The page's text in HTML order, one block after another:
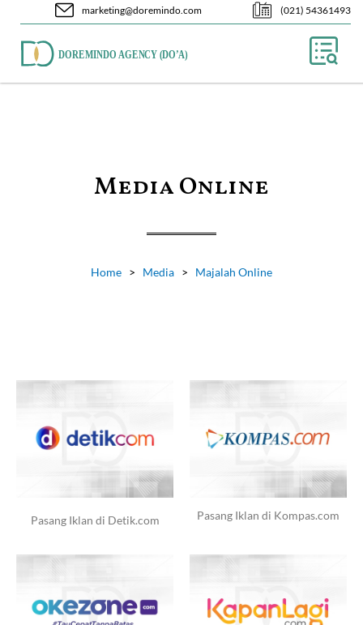
content
marketing@doremindo.com (021) 54361493
Media Online
Home > Media > Majalah Online
Pasang Iklan di Detik.com Pasang Iklan di Kompas.com